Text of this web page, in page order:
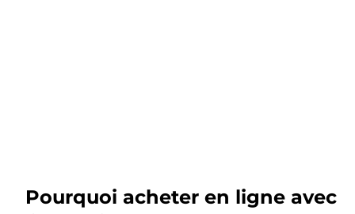
Pourquoi acheter en ligne avec